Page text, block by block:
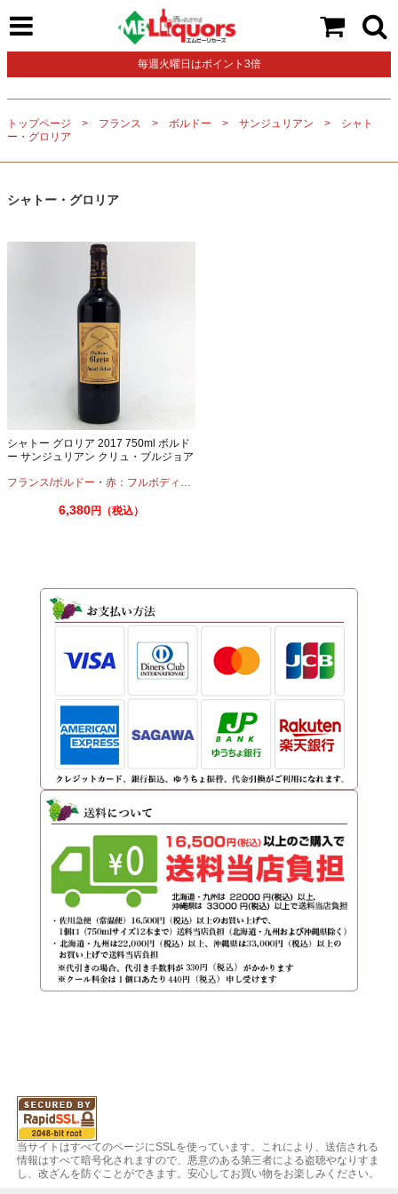
毎週火曜日はポイント3倍
トップページ フランス ボルドー サンジュリアン
シャト
ー・グロリア
シャトー・グロリア
シャトー グロリア 2017 750ml ボルド
ー サンジュリアン クリュ・ブルジョア
フランス/ボルドー ・ 赤：フルボディ ・
6,380円（税込）
当サイトはすべてのページにSSLを使っています。これにより、送信される
情報はすべて暗号化されますので、悪意のある第三者による盗聴やなりすま
し、改ざんを防ぐことができます。安心してお買い物をお楽しみください。